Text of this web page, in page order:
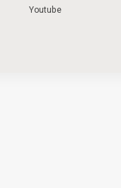
Youtube